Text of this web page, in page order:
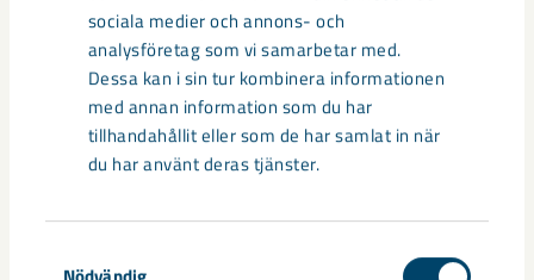
sociala medier och annons- och
analysföretag som vi samarbetar med.
Dessa kan i sin tur kombinera informationen
med annan information som du har
tillhandahållit eller som de har samlat in när
du har använt deras tjänster.
Sibirien-området i gamla Kiruna
centrum avvecklas under 2026
Under sommaren 2026 fortsätter avveckling av fastigheter i